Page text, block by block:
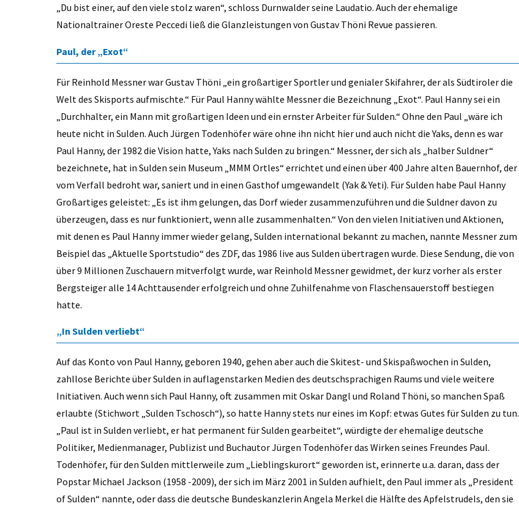
„Du bist einer, auf den viele stolz waren“, schloss Durnwalder seine Laudatio. Auch der ehemalige
Nationaltrainer Oreste Peccedi ließ die Glanzleistungen von Gustav Thöni Revue passieren.
Paul, der „Exot“
Für Reinhold Messner war Gustav Thöni „ein großartiger Sportler und genialer Skifahrer, der als Südtiroler die
Welt des Skisports aufmischte.“ Für Paul Hanny wählte Messner die Bezeichnung „Exot“. Paul Hanny sei ein
„Durchhalter, ein Mann mit großartigen Ideen und ein ernster Arbeiter für Sulden.“ Ohne den Paul „wäre ich
heute nicht in Sulden. Auch Jürgen Todenhöfer wäre ohne ihn nicht hier und auch nicht die Yaks, denn es war
Paul Hanny, der 1982 die Vision hatte, Yaks nach Sulden zu bringen.“ Messner, der sich als „halber Suldner“
bezeichnete, hat in Sulden sein Museum „MMM Ortles“ errichtet und einen über 400 Jahre alten Bauernhof, der
vom Verfall bedroht war, saniert und in einen Gasthof umgewandelt (Yak & Yeti). Für Sulden habe Paul Hanny
Großartiges geleistet: „Es ist ihm gelungen, das Dorf wieder zusammenzuführen und die Suldner davon zu
überzeugen, dass es nur funktioniert, wenn alle zusammenhalten.“ Von den vielen Initiativen und Aktionen,
mit denen es Paul Hanny immer wieder gelang, Sulden international bekannt zu machen, nannte Messner zum
Beispiel das „Aktuelle Sportstudio“ des ZDF, das 1986 live aus Sulden übertragen wurde. Diese Sendung, die von
über 9 Millionen Zuschauern mitverfolgt wurde, war Reinhold Messner gewidmet, der kurz vorher als erster
Bergsteiger alle 14 Achttausender erfolgreich und ohne Zuhilfenahme von Flaschensauerstoff bestiegen
hatte.
„In Sulden verliebt“
Auf das Konto von Paul Hanny, geboren 1940, gehen aber auch die Skitest- und Skispaßwochen in Sulden,
zahllose Berichte über Sulden in auflagenstarken Medien des deutschsprachigen Raums und viele weitere
Initiativen. Auch wenn sich Paul Hanny, oft zusammen mit Oskar Dangl und Roland Thöni, so manchen Spaß
erlaubte (Stichwort „Sulden Tschosch“), so hatte Hanny stets nur eines im Kopf: etwas Gutes für Sulden zu tun.
„Paul ist in Sulden verliebt, er hat permanent für Sulden gearbeitet“, würdigte der ehemalige deutsche
Politiker, Medienmanager, Publizist und Buchautor Jürgen Todenhöfer das Wirken seines Freundes Paul.
Todenhöfer, für den Sulden mittlerweile zum „Lieblingskurort“ geworden ist, erinnerte u.a. daran, dass der
Popstar Michael Jackson (1958 -2009), der sich im März 2001 in Sulden aufhielt, den Paul immer als „President
of Sulden“ nannte, oder dass die deutsche Bundeskanzlerin Angela Merkel die Hälfte des Apfelstrudels, den sie